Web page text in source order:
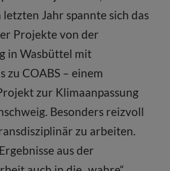
letzten Jahr spannte sich das
Projekte von der
in Wasbüttel mit
zu COABS – einem
zur Klimaanpassung
Besonders reizvoll
zu arbeiten.
aus der